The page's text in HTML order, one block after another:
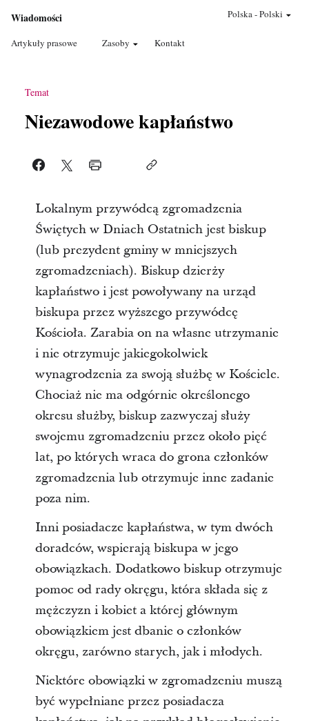
Wiadomości
Artykuły prasowe Zasoby Kontakt
Polska-Polski
Temat
Niezawodowe kapłaństwo
Lokalnym przywódcą zgromadzenia
Świętych w Dniach Ostatnich jest biskup
(lub prezydent gminy w mniejszych
zgromadzeniach). Biskup dzierży
kapłaństwo i jest powoływany na urząd
biskupa przez wyższego przywódcę
Kościoła. Zarabia on na własne utrzymanie
i nie otrzymuje jakiegokolwiek
wynagrodzenia za swoją służbę w Kościele.
Chociaż nie ma odgórnie określonego
okresu służby, biskup zazwyczaj służy
swojemu zgromadzeniu przez około pięć
lat, po których wraca do grona członków
zgromadzenia lub otrzymuje inne zadanie
poza nim.
Inni posiadacze kapłaństwa, w tym dwóch
doradców, wspierają biskupa w jego
obowiązkach. Dodatkowo biskup otrzymuje
pomoc od rady okręgu, która składa się z
mężczyzn i kobiet a której głównym
obowiązkiem jest dbanie o członków
okręgu, zarówno starych, jak i młodych.
Niektóre obowiązki w zgromadzeniu muszą
być wypełniane przez posiadacza